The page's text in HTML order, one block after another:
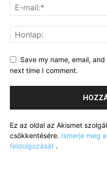
Save my name, email,
next time I comment.
Ez az oldal az Akismet
csökkentésére. Ismerje meg
feldolgozását .